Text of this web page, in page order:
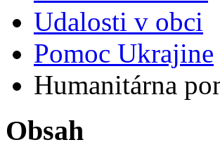
Udalosti v obci
Pomoc Ukrajine
Humanitárna
Obsah